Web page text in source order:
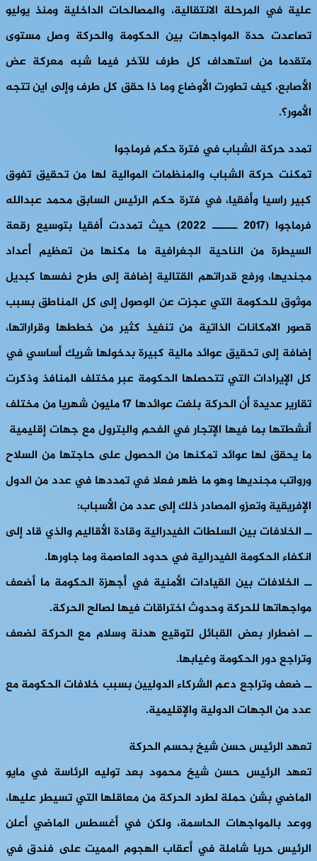
علية في المرحلة الانتقالية، والمصالحات الداخلية ومنذ يوليو
تصاعدت حدة المواجهات بين الحكومة والحركة وصل مستوى
متقدما من استهداف كل طرف للآخر فيما شبه معركة عض
الأصابع، كيف تطورت الأوضاع وما ذا حقق كل طرف وإلى اين تتجه
الأمور؟.
تمدد حركة الشباب في فترة حكم فرماجوا
تمكنت حركة الشباب والمنظمات الموالية لها من تحقيق تفوق
كبير راسيا وأفقيا، في فترة حكم الرئيس السابق محمد عبدالله
فرماجوا (2017 ـــــــ 2022) حيث تمددت أفقيا بتوسيع رقعة
السيطرة من الناحية الجغرافية ما مكنها من تعظيم أعداد
مجنديها، ورفع قدراتهم القتالية إضافة إلى طرح نفسها كبديل
موثوق للحكومة التي عجزت عن الوصول إلى كل المناطق بسبب
قصور الامكانات الذاتية من تنفيذ كثير من خططها وقراراتها،
إضافة إلى تحقيق عوائد مالية كبيرة بدخولها شريك أساسي في
كل الإيرادات التي تتحصلها الحكومة عبر مختلف المنافذ وذكرت
تقارير عديدة أن الحركة بلغت عوائدها 17 مليون شهريا من مختلف
أنشطتها بما فيها الإتجار في الفحم والبترول مع جهات إقليمية
ما يحقق لها عوائد تمكنها من الحصول على حاجتها من السلاح
ورواتب مجنديها وهو ما ظهر فعلا في تمددها في عدد من الدول
الإفريقية وتعزو المصادر ذلك إلى عدد من الأسباب:
ــ الخلافات بين السلطات الفيدرالية وقادة الأقاليم والذي قاد إلى
انكفاء الحكومة الفيدرالية في حدود العاصمة وما جاورها.
ــ الخلافات بين القيادات الأمنية في أجهزة الحكومة ما أضعف
مواجهاتها للحركة وحدوث اختراقات فيها لصالح الحركة.
ــ اضطرار بعض القبائل لتوقيع هدنة وسلام مع الحركة لضعف
وتراجع دور الحكومة وغيابها.
ــ ضعف وتراجع دعم الشركاء الدوليين بسبب خلافات الحكومة مع
عدد من الجهات الدولية والإقليمية.
تعهد الرئيس حسن شيخ بحسم الحركة
تعهد الرئيس حسن شيخ محمود بعد توليه الرئاسة في مايو
الماضي بشن حملة لطرد الحركة من معاقلها التي تسيطر عليها،
ووعد بالمواجهات الحاسمة، ولكن في أغسطس الماضي أعلن
الرئيس حربا شاملة في أعقاب الهجوم المميت على فندق في